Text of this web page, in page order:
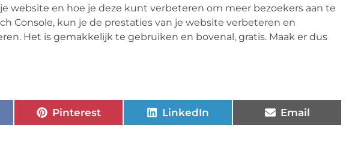
website en hoe je deze kunt verbeteren om meer bezoekers aan te
Console, kun je de prestaties van je website verbeteren en
Het is gemakkelijk te gebruiken en bovenal, gratis. Maak er dus
Pinterest LinkedIn Email